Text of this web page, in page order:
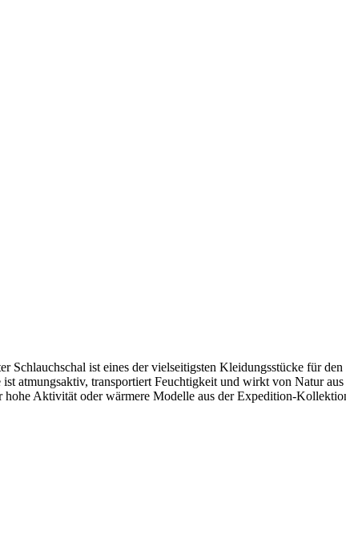
ist eines der vielseitigsten Kleidungsstücke für
transportiert Feuchtigkeit und wirkt von Natur aus
Aktivität oder wärmere Modelle aus der Expedition-